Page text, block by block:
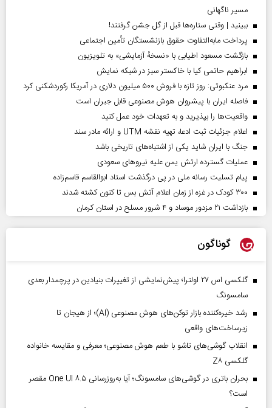
مسیر ناگهانی
ببینید | وقتی ستاره‌ها قبل از گل جشن گرفتند!
پرداخت مابه‌التفاوت حقوق بازنشستگان تأمین اجتماعی
بازگشت مسعود اطیابی با «نسخهٔ آزمایشی» به تلویزیون
ابراهیم حاتمی کیا با خاکستر سبز در شبکه نمایش
مرد عنکبوتی: روز تازه با فروش ۵۰۰ میلیون دلاری در آمریکا رکوردشکنی کرد
فاصله ایران با پیشرو‌ان هوش مصنوعی قابل جبران است
واقعیت‌ها را بپذیرید و به تعهدات خود عمل کنید
اعلام جزئیات ثبت ادعا، تهیه نقشه UTM و ارائه مادر سند
جنگ با ایران شاید یکی از اشتباه‌های تاریخی باشد
عملیات گسترده ارتش یمن علیه نیروهای سعودی
پیام تسلیت رسانه ملی در پی درگذشت استاد ابوالقاسم قاسم‌زاده
۳۰۰ کودک در غزه از زمان اعلام آتش بس تا کنون کشته شدند
بازداشت ۲۱ مزدور موساد و ۴ شرور مسلح در استان کرمان
گوناگون
گلکسی اس ۲۷ اولترا؛ پیش‌نمایشی از تغییرات بنیادین در پرچمدار بعدی
سامسونگ
رشد خیره‌کننده بازار توکن‌های هوش مصنوعی (AI)؛ از هیجان تا
زیرساخت‌های واقعی
انقلاب گوشی‌های تاشو‌ با طعم هوش مصنوعی؛ معرفی و مقایسه خانواده
گلکسی Z۸
بحران باتری در گوشی‌های سامسونگ؛ آیا به‌روزرسانی One UI ۸.۵ مقصر
است؟